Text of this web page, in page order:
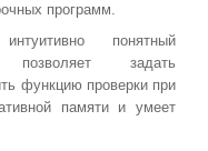
программ.
понятный
позволяет задать
функцию проверки при
памяти и умеет